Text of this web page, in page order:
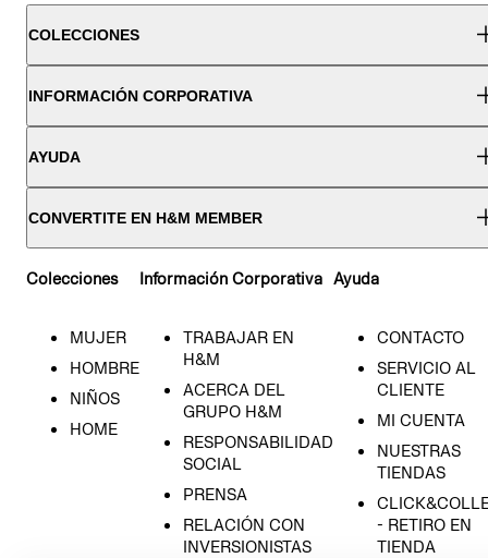
COLECCIONES
INFORMACIÓN CORPORATIVA
AYUDA
CONVERTITE EN H&M MEMBER
Colecciones
MUJER
HOMBRE
NIÑOS
HOME
Información Corporativa
TRABAJAR EN
H&M
ACERCA DEL
GRUPO H&M
RESPONSABILIDAD
SOCIAL
PRENSA
RELACIÓN CON
INVERSIONISTAS
Ayuda
CONTACTO
SERVICIO AL
CLIENTE
MI CUENTA
NUESTRAS
TIENDAS
- RETIRO EN
TIENDA